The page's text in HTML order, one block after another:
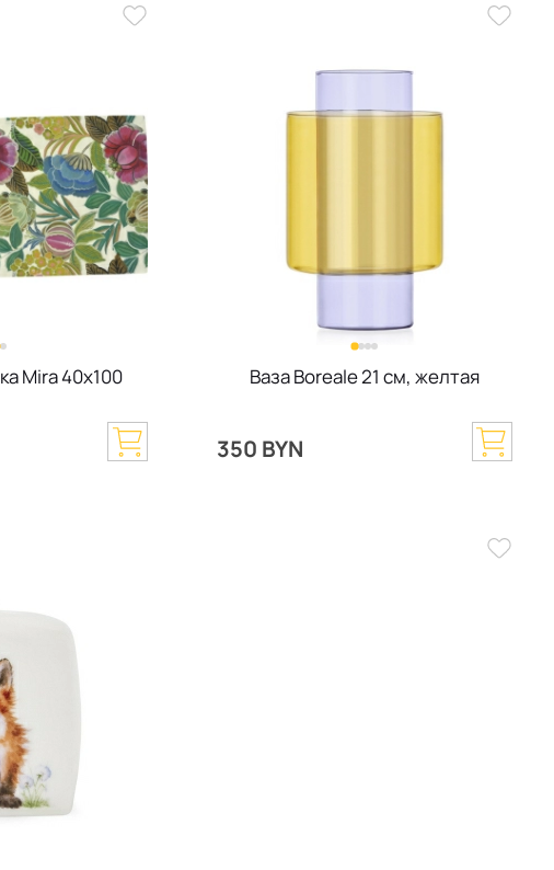
Mira 40х100
Ваза Boreale 21 см, желтая
350 BYN